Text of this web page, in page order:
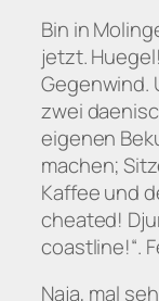
Bin in
jetzt.
Gegenwind.
zwei
eigenen
machen;
Kaffee und
cheated!
coastline!“.
Naja, mal